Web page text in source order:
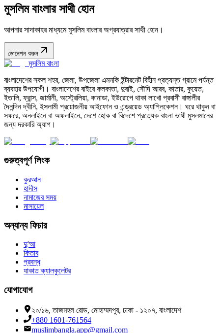
মুসলিম বাংলার সাথী হোন
আপনার সাদাকাহর মাধ্যমে মুসলিম বাংলার অগ্রযাত্রার সাথী হোন।
ডোনেশন করুন
মুসলিম বাংলা
বাংলাদেশের সকল শহর, জেলা, উপজেলা এমনকি ইন্টারনেট বিহীন প্রত্যন্ত গ্রামে পর্যন্ত
ব্যবহার উপযোগী। বাংলাদেশের বাইরে কলকাতা, দুবাই, সৌদি আরব, কাতার, কুয়েত,
ইতালি, ফ্রান্স, জার্মানী, অস্ট্রেলিয়া, কানাডা, ইউরোপে থাকা লাখো প্রবাসী বাঙ্গালীর
দৈনন্দিন দ্বীনি, ইসলামী প্রয়োজনীয় আইফোন ও এন্ড্রয়েড অ্যাপ্লিকেশন। ঘরে থাকুন বা
সফরে, অনলাইনে বা অফলাইনে, দেশে হোক বা বিদেশে প্রত্যেক বাংলা ভাষী মুসলমানের
জন্য দরকারি অ্যাপ।
গুরুত্বপূর্ণ লিংক
কুরআন
হাদীস
নামাজের সময়
মাসায়েল
অন্যান্য ফিচার
দু'আ
কিতাব
প্রবন্ধ
যাকাত ক্যালকুলেটর
যোগাযোগ
২০/১৬, তাজমহল রোড, মোহাম্মদপুর, ঢাকা - ১২০৭, বাংলাদেশ
+880 1601-761564
muslimbangla.app@gmail.com